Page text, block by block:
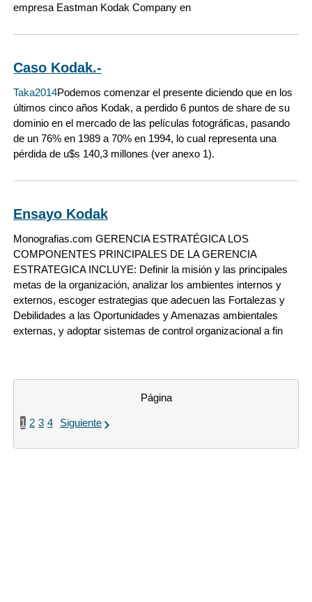
empresa Eastman Kodak Company en
Caso Kodak.-
Taka2014Podemos comenzar el presente diciendo que en los
últimos cinco años Kodak, a perdido 6 puntos de share de su
dominio en el mercado de las películas fotográficas, pasando
de un 76% en 1989 a 70% en 1994, lo cual representa una
pérdida de u$s 140,3 millones (ver anexo 1).
Ensayo Kodak
Monografias.com GERENCIA ESTRATÉGICA LOS
COMPONENTES PRINCIPALES DE LA GERENCIA
ESTRATEGICA INCLUYE: Definir la misión y las principales
metas de la organización, analizar los ambientes internos y
externos, escoger estrategias que adecuen las Fortalezas y
Debilidades a las Oportunidades y Amenazas ambientales
externas, y adoptar sistemas de control organizacional a fin
Página
1 2 3 4 Siguiente